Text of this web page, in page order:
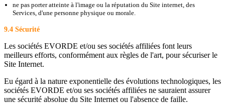
ne pas porter atteinte à l'image ou la réputation du Site internet, des
Services, d'une personne physique ou morale.
9.4 Sécurité
Les sociétés EVORDE et/ou ses sociétés affiliées font leurs
meilleurs efforts, conformément aux règles de l'art, pour sécuriser le
Site Internet.
Eu égard à la nature exponentielle des évolutions technologiques, les
sociétés EVORDE et/ou ses sociétés affiliées ne sauraient assurer
une sécurité absolue du Site Internet ou l'absence de faille.